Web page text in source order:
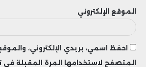
الموقع الإلكتروني
احفظ اسمي، بريدي الإلكتروني،
المتصفح لاستخدامها المرة المقبلة في